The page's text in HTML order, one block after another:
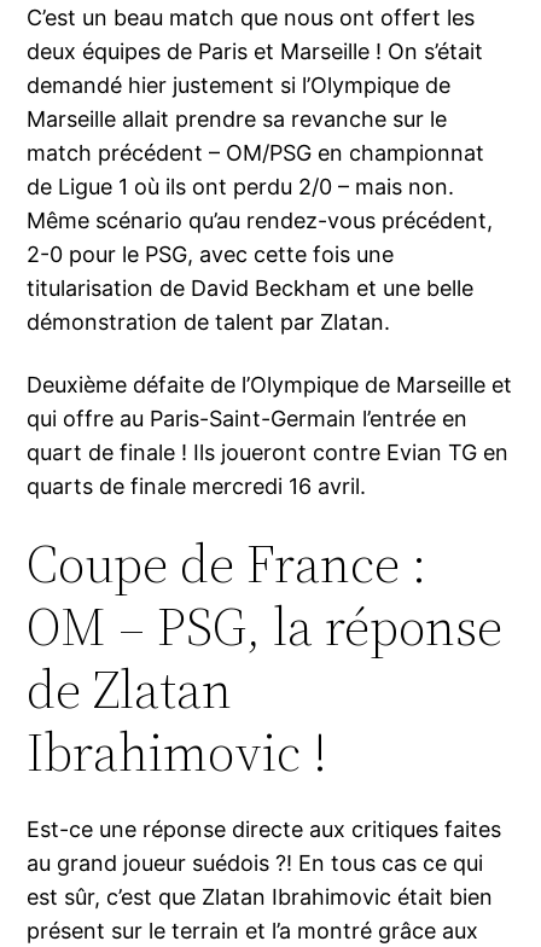
C’est un beau match que nous ont offert les
deux équipes de Paris et Marseille ! On s’était
demandé hier justement si l’Olympique de
Marseille allait prendre sa revanche sur le
match précédent – OM/PSG en championnat
de Ligue 1 où ils ont perdu 2/0 – mais non.
Même scénario qu’au rendez-vous précédent,
2-0 pour le PSG, avec cette fois une
titularisation de David Beckham et une belle
démonstration de talent par Zlatan.
Deuxième défaite de l’Olympique de Marseille et
qui offre au Paris-Saint-Germain l’entrée en
quart de finale ! Ils joueront contre Evian TG en
quarts de finale mercredi 16 avril.
Coupe de France :
OM – PSG, la réponse
de Zlatan
Ibrahimovic !
Est-ce une réponse directe aux critiques faites
au grand joueur suédois ?! En tous cas ce qui
est sûr, c’est que Zlatan Ibrahimovic était bien
présent sur le terrain et l’a montré grâce aux